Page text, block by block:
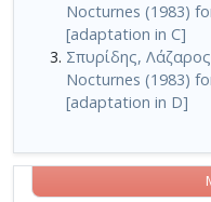
Nocturnes (1983)
[adaptation in C]
Σπυρίδης,
Nocturnes (1983)
[adaptation in D]